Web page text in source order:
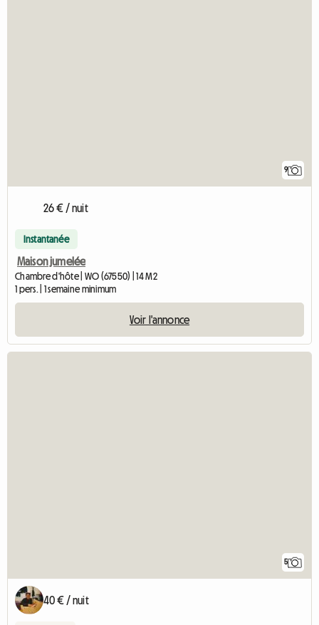
9
26 € / nuit
Instantanée
Maison jumelée
Chambre d'hôte | WO (67550) | 14 M2
1 pers. | 1 semaine minimum
Voir l'annonce
5
40 € / nuit